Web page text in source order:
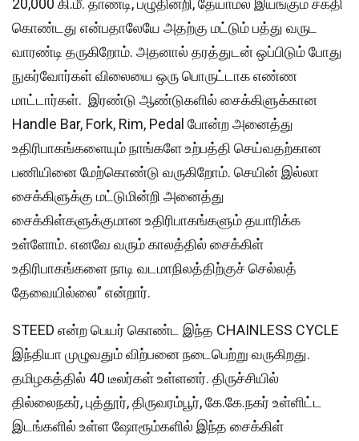
20,000 கி.மீ. தாண்டி, பழுதின்றி, தேயாமல் இயங்கும் சக்தி
கொண்டது என்பதாலேயே அதற்கு மட்டும் பத்து வருட
வாரண்டி தருகிறோம். அதனால் தரத்துடன் ஒப்பிடும் போது
நுகர்வோர்கள் விலையை ஒரு பொருட்டாக எண்ண
மாட்டார்கள். இரண்டு ஆண்டுகளில் சைக்கிளுக்கான
Handle Bar, Fork, Rim, Pedal போன்ற அனைத்து
உதிரிபாகங்களையும் நாங்களே உற்பத்தி செய்வதற்கான
பணியினை மேற்கொண்டு வருகிறோம். செயின் இல்லா
சைக்கிளுக்கு மட்டுமின்றி அனைத்து
சைக்கிள்களுக்குமான உதிரிபாகங்களும் தயாரிக்க
உள்ளோம். எனவே வரும் காலத்தில் சைக்கிள்
உதிரிபாகங்களை நாடி வடமாநிலத்திற்குச் செல்லத்
தேவையில்லை” என்றார்.
STEED என்ற பெயர் கொண்ட இந்த CHAINLESS CYCLE
இந்தியா முழுவதும் விற்பனை நடைபெற்று வருகிறது.
தமிழகத்தில் 40 டீலர்கள் உள்ளனர். திருச்சியில்
தில்லைநகர், புத்தூர், திருவரம்பூர், கே.கே.நகர் உள்ளிட்ட
இடங்களில் உள்ள ஷோரூம்களில் இந்த சைக்கிள்